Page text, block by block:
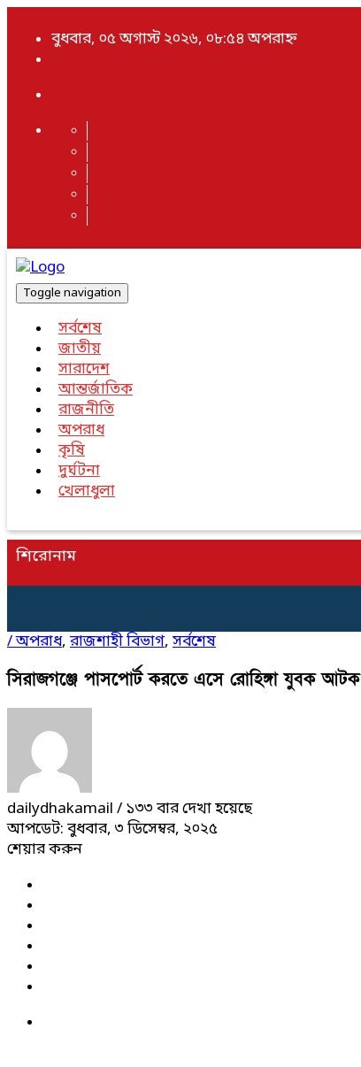
বুধবার, ০৫ অগাস্ট ২০২৬, ০৮:৫৪ অপরাহ্ন
Toggle navigation
সর্বশেষ
জাতীয়
সারাদেশ
আন্তর্জাতিক
রাজনীতি
অপরাধ
কৃষি
দুর্ঘটনা
খেলাধুলা
শিরোনাম
/অপরাধ, রাজশাহী বিভাগ, সর্বশেষ
সিরাজগঞ্জে পাসপোর্ট করতে এসে রোহিঙ্গা যুবক আটক
dailydhakamail / ১৩৩ বার দেখা হয়েছে
আপডেট: বুধবার, ৩ ডিসেম্বর, ২০২৫
শেয়ার করুন